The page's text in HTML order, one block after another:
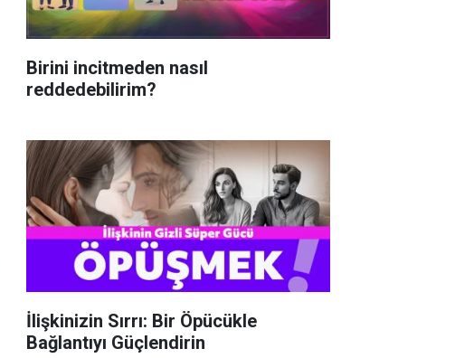
Birini incitmeden nasıl
reddedebilirim?
İlişkinizin Sırrı: Bir Öpücükle
Bağlantıyı Güçlendirin